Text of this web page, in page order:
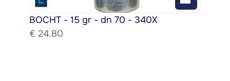
BOCHT - 15 gr - dn 70 - 340X
€ 24.80